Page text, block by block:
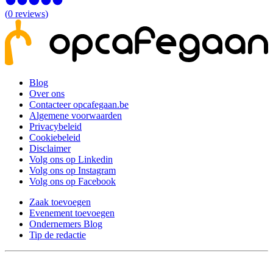
(0 reviews)
Blog
Over ons
Contacteer opcafegaan.be
Algemene voorwaarden
Privacybeleid
Cookiebeleid
Disclaimer
Volg ons op Linkedin
Volg ons op Instagram
Volg ons op Facebook
Zaak toevoegen
Evenement toevoegen
Ondernemers Blog
Tip de redactie